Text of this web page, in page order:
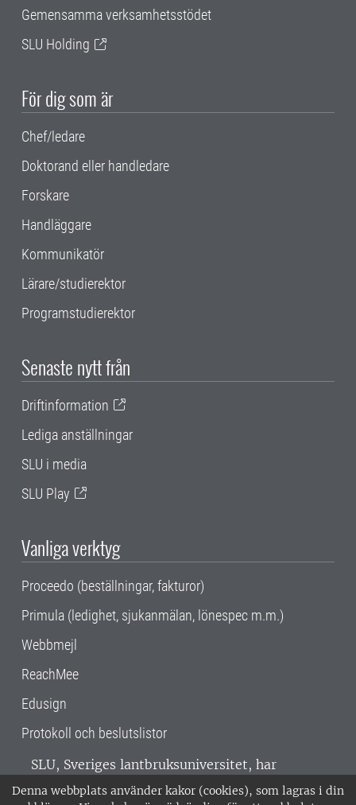
Denna webbplats använder kakor (cookies), som lagras i din
Gemensamma verksamhetsstödet
SLU Holding
För dig som är
Chef/ledare
Doktorand eller handledare
Forskare
Handläggare
Kommunikatör
Lärare/studierektor
Programstudierektor
Senaste nytt från
Driftinformation
Lediga anställningar
SLU i media
SLU Play
Vanliga verktyg
Proceedo (beställningar, fakturor)
Primula (ledighet, sjukanmälan, lönespec m.m.)
Webbmejl
ReachMee
Edusign
Protokoll och beslutslistor
SLU, Sveriges lantbruksuniversitet, har
verksamhet över hela Sverige. Huvudorter är